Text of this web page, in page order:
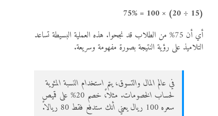
(15 ÷ 20) × 100 = 75%
أي أن 75% من الطلاب قد نجحوا. هذه العملية البسيطة تساعد
التلاميذ على رؤية النتيجة بصورة مفهومة وسريعة.
في عالم المال والتسوق، يتم استخدام النسبة المئوية
لحساب الخصومات. مثلاً، خصم 20% على قميص
سعره 100 ريال يعني أنك ستدفع فقط 80 ريالاً.